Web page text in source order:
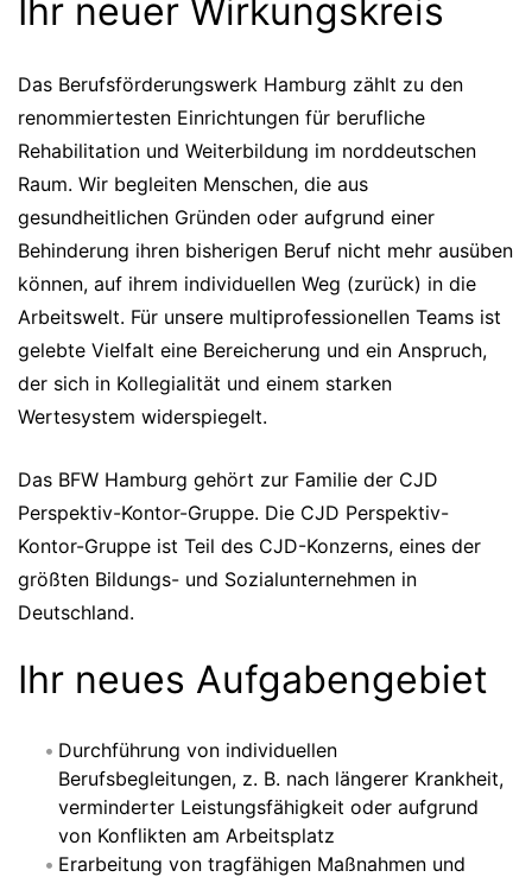
Ihr neuer Wirkungskreis
Das Berufsförderungswerk Hamburg zählt zu den
renommiertesten Einrichtungen für berufliche
Rehabilitation und Weiterbildung im norddeutschen
Raum. Wir begleiten Menschen, die aus
gesundheitlichen Gründen oder aufgrund einer
Behinderung ihren bisherigen Beruf nicht mehr ausüben
können, auf ihrem individuellen Weg (zurück) in die
Arbeitswelt. Für unsere multiprofessionellen Teams ist
gelebte Vielfalt eine Bereicherung und ein Anspruch,
der sich in Kollegialität und einem starken
Wertesystem widerspiegelt.
Das BFW Hamburg gehört zur Familie der CJD
Perspektiv-Kontor-Gruppe. Die CJD Perspektiv-
Kontor-Gruppe ist Teil des CJD-Konzerns, eines der
größten Bildungs- und Sozialunternehmen in
Deutschland.
Ihr neues Aufgabengebiet
Durchführung von individuellen
Berufsbegleitungen, z. B. nach längerer Krankheit,
verminderter Leistungsfähigkeit oder aufgrund
von Konflikten am Arbeitsplatz
Erarbeitung von tragfähigen Maßnahmen und